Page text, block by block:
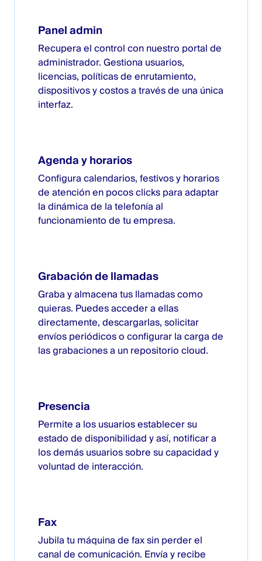
Panel admin
Recupera el control con nuestro portal de
administrador. Gestiona usuarios,
licencias, políticas de enrutamiento,
dispositivos y costos a través de una única
interfaz.
Agenda y horarios
Configura calendarios, festivos y horarios
de atención en pocos clicks para adaptar
la dinámica de la telefonía al
funcionamiento de tu empresa.
Grabación de llamadas
Graba y almacena tus llamadas como
quieras. Puedes acceder a ellas
directamente, descargarlas, solicitar
envíos periódicos o configurar la carga de
las grabaciones a un repositorio cloud.
Presencia
Permite a los usuarios establecer su
estado de disponibilidad y así, notificar a
los demás usuarios sobre su capacidad y
voluntad de interacción.
Fax
Jubila tu máquina de fax sin perder el
canal de comunicación. Envía y recibe